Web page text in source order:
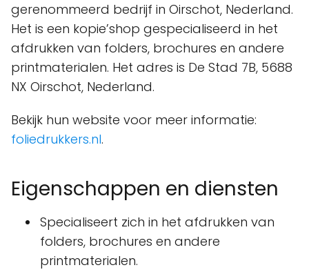
gerenommeerd bedrijf in Oirschot, Nederland.
Het is een kopie’shop gespecialiseerd in het
afdrukken van folders, brochures en andere
printmaterialen. Het adres is De Stad 7B, 5688
NX Oirschot, Nederland.
Bekijk hun website voor meer informatie:
foliedrukkers.nl.
Eigenschappen en diensten
Specialiseert zich in het afdrukken van
folders, brochures en andere
printmaterialen.